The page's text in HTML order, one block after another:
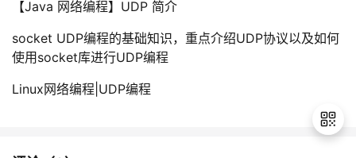
【Java 网络编程】UDP 简介
socket UDP编程的基础知识，重点介绍UDP协议以及如何
使用socket库进行UDP编程
Linux网络编程|UDP编程